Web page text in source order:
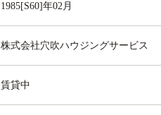
1985[S60]年02月
株式会社穴吹ハウジングサービス
賃貸中